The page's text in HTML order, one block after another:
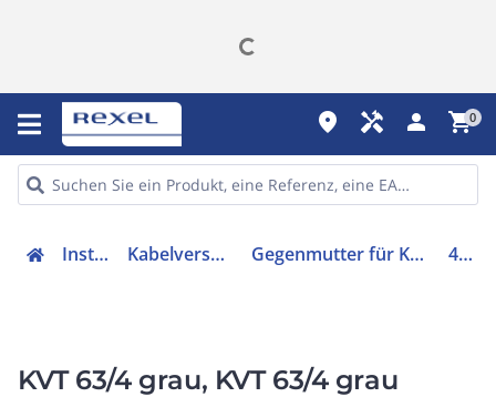
place handyman person shopping_cart0
Installation Kabelverschraubungen Gegenmutter für Kabelverschraubung 45215
KVT 63/4 grau, KVT 63/4 grau